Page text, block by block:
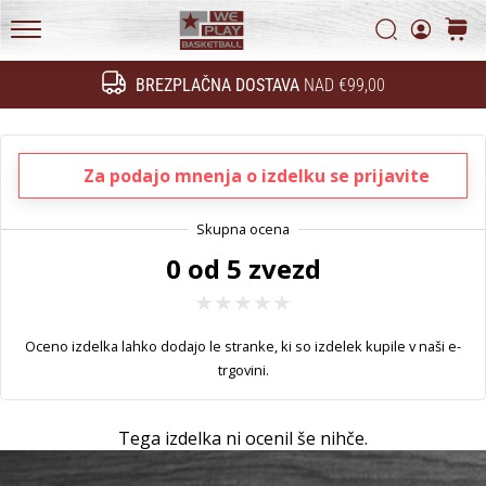
BREZPLAČNA DOSTAVA NAD €99,00
WePlayBasketball.si
Iskanje
služiti.
Pridružite
našemu…
24. 6. 2022
•
2 min. branja
košarkaške
Si
navdušenec/ka,
Politika zasebnosti
Za podajo mnenja o izdelku se prijavite
0 od 5 zvezd
Oceno izdelka lahko dodajo le stranke, ki so izdelek kupile v naši e-
trgovini.
Tega izdelka ni ocenil še nihče.